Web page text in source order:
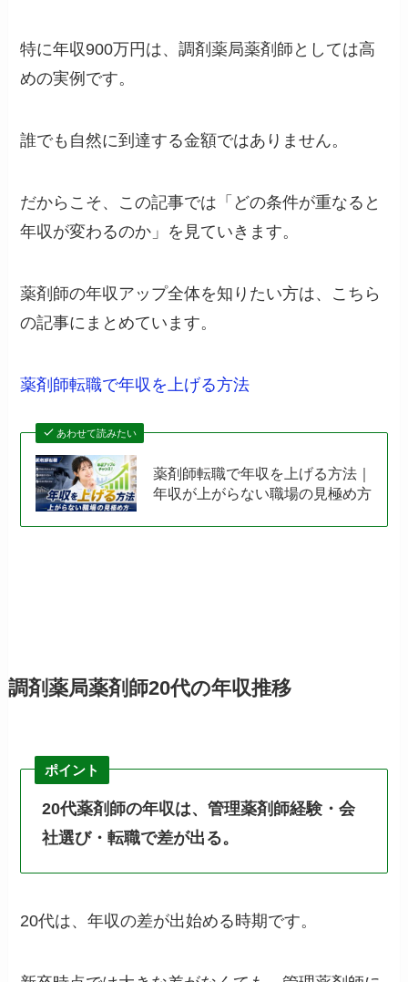
特に年収900万円は、調剤薬局薬剤師としては高
めの実例です。
誰でも自然に到達する金額ではありません。
だからこそ、この記事では「どの条件が重なると
年収が変わるのか」を見ていきます。
薬剤師の年収アップ全体を知りたい方は、こちら
の記事にまとめています。
薬剤師転職で年収を上げる方法
あわせて読みたい
薬剤師転職で年収を上げる方法｜
年収が上がらない職場の見極め方
調剤薬局薬剤師20代の年収推移
ポイント
20代薬剤師の年収は、管理薬剤師経験・会
社選び・転職で差が出る。
20代は、年収の差が出始める時期です。